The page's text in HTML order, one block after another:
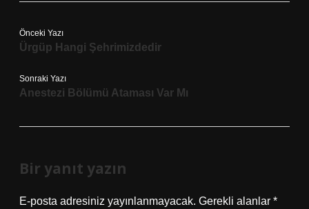
Önceki Yazı
Ürgüp Hangi Şehrimizdedir
Sonraki Yazı
Anestezi Bölümü Ataması Var Mı
Bir yanıt yazın
E-posta adresiniz yayınlanmayacak. Gerekli alanlar *